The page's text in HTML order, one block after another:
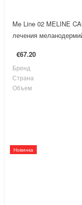
Me Line 02 MELINE
лечения
€67.20
Бренд
Страна
Объем
Новинка